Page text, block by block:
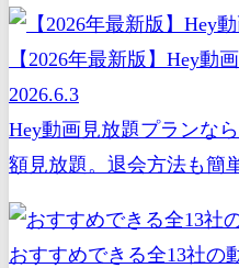
【2026年最新版】Hey
2026.6.3
Hey動画見放題プランな
額見放題。退会方法も簡
おすすめできる全13社の